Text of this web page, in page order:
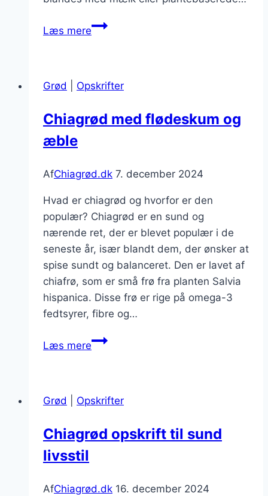
Læs mereChiagrød
en
snack
Grød Opskrifter
Chiagrød med flødeskum og
æble
AfChiagrød.dk 7. december 2024
Hvad er chiagrød og hvorfor er den
populær? Chiagrød er en sund og
nærende ret, der er blevet populær i de
seneste år, især blandt dem, der ønsker at
spise sundt og balanceret. Den er lavet af
chiafrø, som er små frø fra planten Salvia
hispanica. Disse frø er rige på omega-3
fedtsyrer, fibre og…
Læs mereChiagrød
æble
Grød Opskrifter
Chiagrød opskrift til sund
livsstil
AfChiagrød.dk 16. december 2024